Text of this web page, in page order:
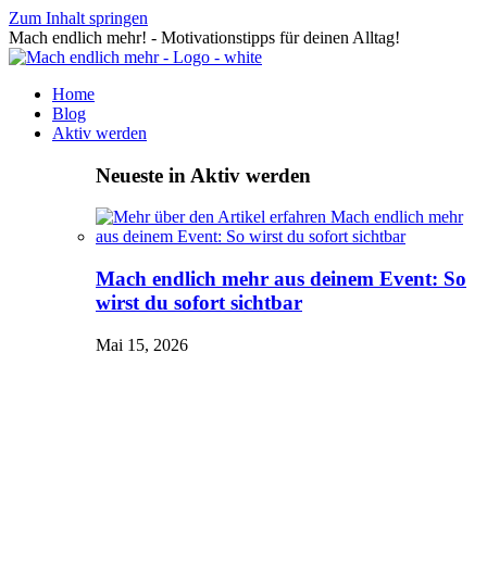
Zum Inhalt springen
Mach endlich mehr! - Motivationstipps für deinen Alltag!
Home
Blog
Aktiv werden
Neueste in Aktiv werden
Mach endlich mehr aus deinem Event: So
wirst du sofort sichtbar
Mai 15, 2026